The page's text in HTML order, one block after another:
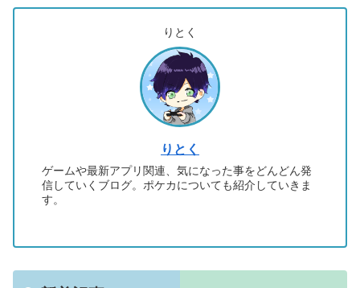
りとく
りとく
ゲームや最新アプリ関連、気になった事をどんどん発
信していくブログ。ポケカについても紹介していきま
す。